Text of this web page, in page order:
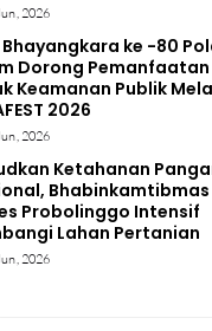
2026
Bhayangkara ke -80
Dorong Pemanfaatan
Keamanan Publik
2026
2026
Ketahanan
Bhabinkamtibmas
Probolinggo Intensif
Lahan Pertanian
2026